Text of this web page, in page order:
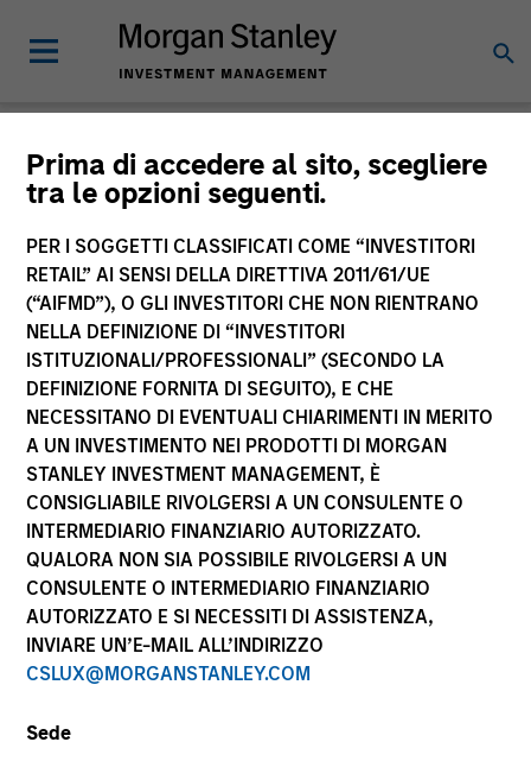
Prima di accedere al sito, scegliere
tra le opzioni seguenti.
PER I SOGGETTI CLASSIFICATI COME “INVESTITORI
RETAIL” AI SENSI DELLA DIRETTIVA 2011/61/UE
(“AIFMD”), O GLI INVESTITORI CHE NON RIENTRANO
NELLA DEFINIZIONE DI “INVESTITORI
ISTITUZIONALI/PROFESSIONALI” (SECONDO LA
DEFINIZIONE FORNITA DI SEGUITO), E CHE
NECESSITANO DI EVENTUALI CHIARIMENTI IN MERITO
A UN INVESTIMENTO NEI PRODOTTI DI MORGAN
STANLEY INVESTMENT MANAGEMENT, È
CONSIGLIABILE RIVOLGERSI A UN CONSULENTE O
INTERMEDIARIO FINANZIARIO AUTORIZZATO.
QUALORA NON SIA POSSIBILE RIVOLGERSI A UN
CONSULENTE O INTERMEDIARIO FINANZIARIO
AUTORIZZATO E SI NECESSITI DI ASSISTENZA,
INVIARE UN’E-MAIL ALL’INDIRIZZO
CSLUX@MORGANSTANLEY.COM
Sede
Approfondimenti
Tutto
24of 355 Risultati